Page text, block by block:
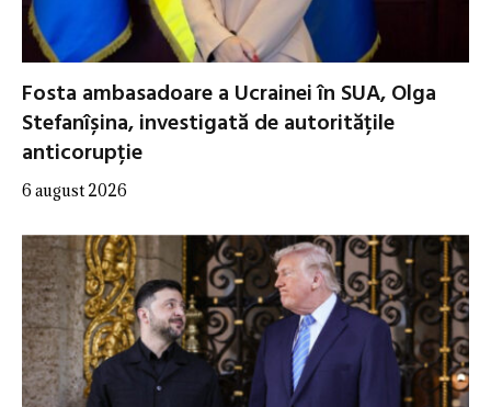
Fosta ambasadoare a Ucrainei în SUA, Olga
Stefanîșina, investigată de autoritățile
anticorupție
6 august 2026